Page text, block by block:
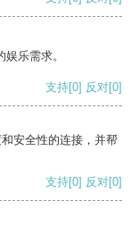
乐需求。
支持[0] 反对[0]
安全性的连接，并帮
支持[0] 反对[0]